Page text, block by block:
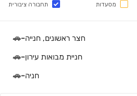
מסעדות תחבורה ציבורית
חצר ראשונים, חנייה-
🚗
חניית מבואות עירון-
🚗
חניה-
🚗